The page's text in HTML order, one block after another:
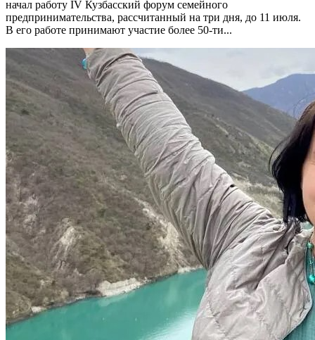
начал работу IV Кузбасский форум семейного
предпринимательства, рассчитанный на три дня, до 11 июля.
В его работе принимают участие более 50-ти...